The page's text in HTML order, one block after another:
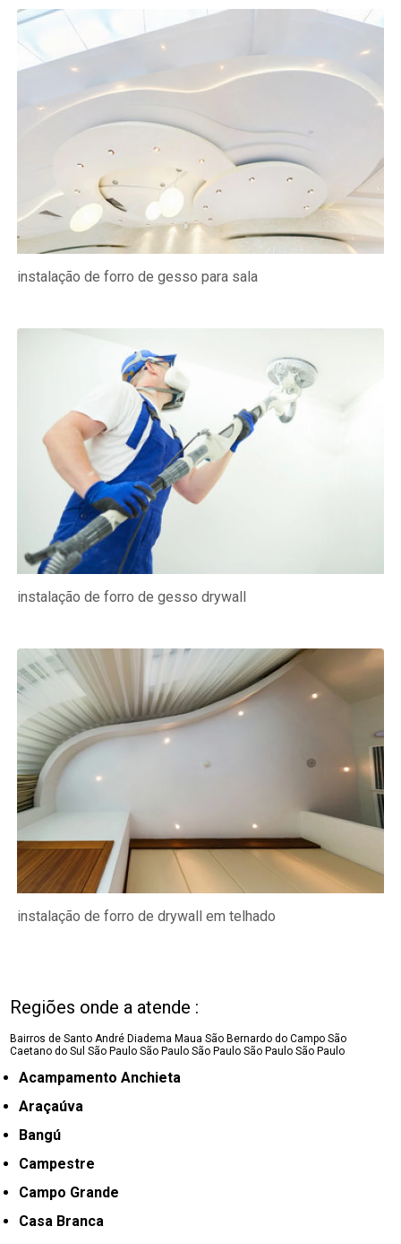
instalação de forro de gesso para sala
instalação de forro de gesso drywall
instalação de forro de drywall em telhado
Regiões onde a atende :
Bairros de Santo André Diadema Maua São Bernardo do Campo São
Caetano do SulSão Paulo São Paulo São Paulo São Paulo São Paulo
Acampamento Anchieta
Araçaúva
Bangú
Campestre
Campo Grande
Casa Branca